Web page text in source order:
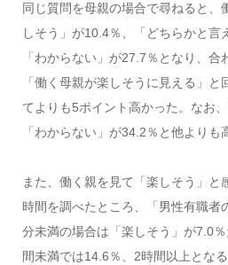
同じ質問を母親の場合で尋ねると、
しそう」が10.4％、「どちらかと言
「わからない」が27.7％となり、
「働く母親が楽しそうに見える」
てよりも5ポイント高かった。なお
「わからない」が34.2％と他よりも
また、働く親を見て「楽しそう」と
時間を調べたところ、「男性有職者
分未満の場合は「楽しそう」が7.0
間未満では14.6％、2時間以上とな